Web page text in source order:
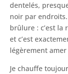
dentelés,
noir par
brûlure : c’est la
et c’est
légèrement
Je chauffe